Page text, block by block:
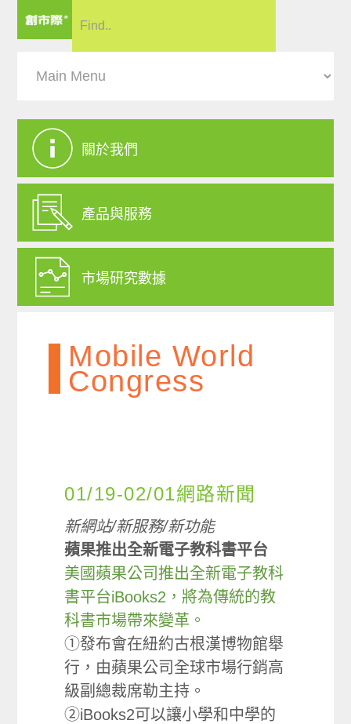
關於我們
產品與服務
市場研究數據
Mobile World
Congress
01/19-02/01網路新聞
新網站/新服務/新功能
蘋果推出全新電子教科書平台
美國蘋果公司推出全新電子教科
書平台iBooks2，將為傳統的教
科書市場帶來變革。
①發布會在紐約古根漢博物館舉
行，由蘋果公司全球市場行銷高
級副總裁席勒主持。
②iBooks2可以讓小學和中學的